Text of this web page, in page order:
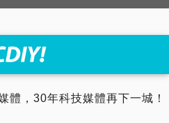
體，30年科技媒體再下一城！